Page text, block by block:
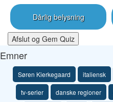
Dårlig belysning
Afslut og Gem Quiz
Emner
Søren Kierkegaard italiensk
tv-serier danske regioner